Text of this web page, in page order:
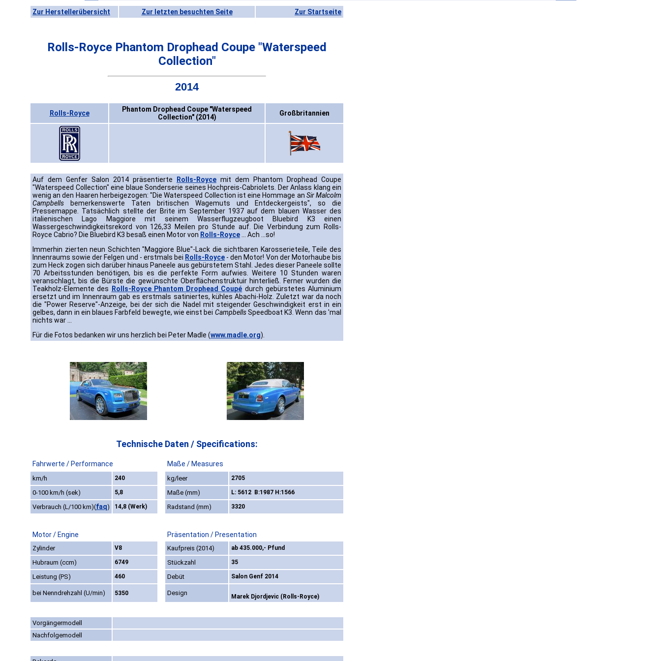
Zur Herstellerübersicht Zur letzten besuchten Seite Zur Startseite
Rolls-Royce Phantom Drophead Coupe "Waterspeed
Collection"
2014
Rolls-Royce
Phantom Drophead Coupe "Waterspeed
Collection" (2014)
Großbritannien
Auf dem Genfer Salon 2014 präsentierte Rolls-Royce mit dem Phantom Drophead Coupe
"Waterspeed Collection" eine blaue Sonderserie seines Hochpreis-Cabriolets. Der Anlass klang ein
wenig an den Haaren herbeigezogen: "Die Waterspeed Collection ist eine Hommage an Sir Malcolm
Campbells bemerkenswerte Taten britischen Wagemuts und Entdeckergeists", so die
Pressemappe. Tatsächlich stellte der Brite im September 1937 auf dem blauen Wasser des
italienischen Lago Maggiore mit seinem Wasserflugzeugboot Bluebird K3 einen
Wassergeschwindigkeitsrekord von 126,33 Meilen pro Stunde auf. Die Verbindung zum Rolls-
Royce Cabrio? Die Bluebird K3 besaß einen Motor von Rolls-Royce ... Ach ...so!
Immerhin zierten neun Schichten "Maggiore Blue"-Lack die sichtbaren Karosserieteile, Teile des
Innenraums sowie der Felgen und - erstmals bei Rolls-Royce - den Motor! Von der Motorhaube bis
zum Heck zogen sich darüber hinaus Paneele aus gebürstetem Stahl. Jedes dieser Paneele sollte
70 Arbeitsstunden benötigen, bis es die perfekte Form aufwies. Weitere 10 Stunden waren
veranschlagt, bis die Bürste die gewünschte Oberflächenstruktuir hinterließ. Ferner wurden die
Teakholz-Elemente des
Rolls-Royce Phantom Drophead Coupé durch gebürstetes Aluminium
ersetzt und im Innenraum gab es erstmals satiniertes, kühles Abachi-Holz. Zuletzt war da noch
die "Power Reserve"-Anzeige, bei der sich die Nadel mit steigender Geschwindigkeit erst in ein
gelbes, dann in ein blaues Farbfeld bewegte, wie einst bei CampbellsSpeedboat K3. Wenn das 'mal
nichts war ...
Für die Fotos bedanken wir uns herzlich bei Peter Madle (www.madle.org).
Technische Daten / Specifications:
Fahrwerte / Performance Maße / Measures
km/h 240 kg/leer 2705
0-100 km/h (sek) 5,8 Maße (mm) L: 5612 B:1987 H:1566
Verbrauch (L/100 km)(faq) 14,8 (Werk) Radstand (mm) 3320
Motor / Engine Präsentation / Presentation
Zylinder V8 Kaufpreis (2014) ab 435.000,- Pfund
Hubraum (ccm) 6749 Stückzahl 35
Leistung (PS) 460 Debüt Salon Genf 2014
bei Nenndrehzahl (U/min) 5350 Design Marek Djordjevic (Rolls-Royce)
Vorgängermodell
Nachfolgemodell